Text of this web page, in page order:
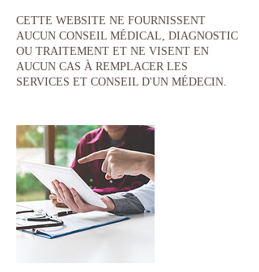
CETTE WEBSITE NE FOURNISSENT
AUCUN CONSEIL MÉDICAL, DIAGNOSTIC
OU TRAITEMENT ET NE VISENT EN
AUCUN CAS À REMPLACER LES
SERVICES ET CONSEIL D'UN MÉDECIN.